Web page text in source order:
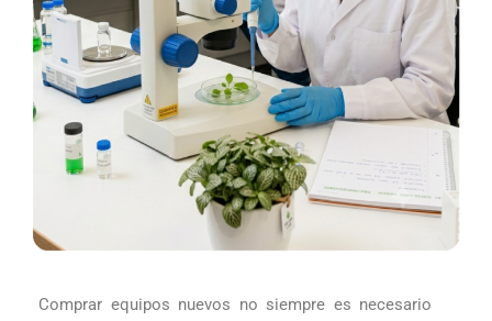
Comprar equipos nuevos no siempre es necesario